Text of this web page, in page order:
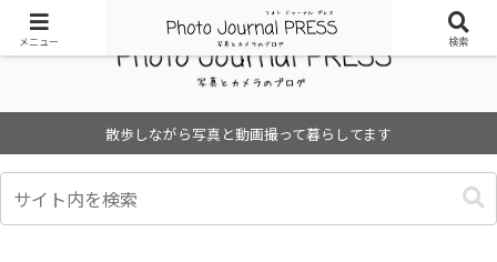
散歩しながら写真と動画撮って暮らしてます
メニュー 検索